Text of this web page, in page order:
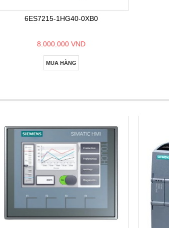
6ES7215-1HG40-0XB0
8.000.000 VND
MUA HÀNG